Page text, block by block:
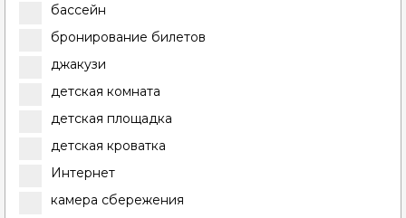
бассейн
бронирование билетов
джакузи
детская комната
детская площадка
детская кроватка
Интернет
камера сбережения